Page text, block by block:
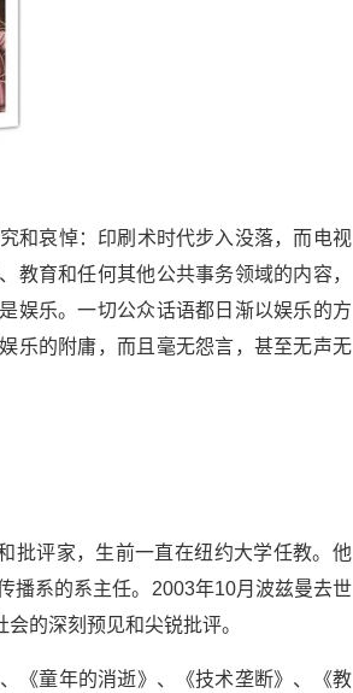
和哀悼：印刷术时代步入没落，而电视
教育和任何其他公共事务领域的内容，
娱乐。一切公众话语都日渐以娱乐的方
乐的附庸，而且毫无怨言，甚至无声无
批评家，生前一直在纽约大学任教。他
播系的系主任。2003年10月波兹曼去世
的深刻预见和尖锐批评。
《童年的消逝》、《技术垄断》、《教